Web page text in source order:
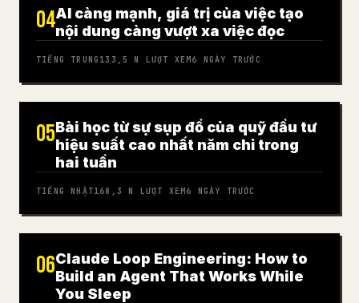
04AI càng mạnh, giá trị của việc tạo
nội dung càng vượt xa việc đọc
TIẾNG TRUNG 133,5 N LƯỢT XEM6 NGÀY TRƯỚC
05Bài học từ sự sụp đổ của quỹ đầu tư
hiệu suất cao nhất năm chỉ trong
hai tuần
TIẾNG NHẬT168,3 N LƯỢT XEM6 NGÀY TRƯỚC
06Claude Loop Engineering: How to
Build an Agent That Works While
You Sleep